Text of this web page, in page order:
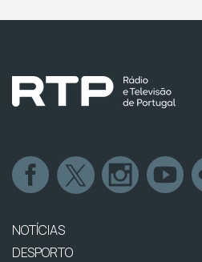
NOTÍCIAS
DESPORTO